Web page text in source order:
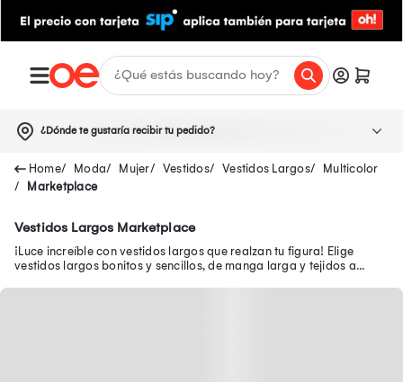
¿Dónde te gustaría recibir tu pedido?
Moda Mujer Vestidos Vestidos Largos
Multicolor
Marketplace
Vestidos Largos Marketplace
¡Luce increíble con vestidos largos que realzan tu figura! Elige
vestidos largos bonitos y sencillos, de manga larga y tejidos a